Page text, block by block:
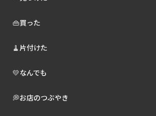
👜買った
🧹片付けた
💛なんでも
💭お店のつぶやき